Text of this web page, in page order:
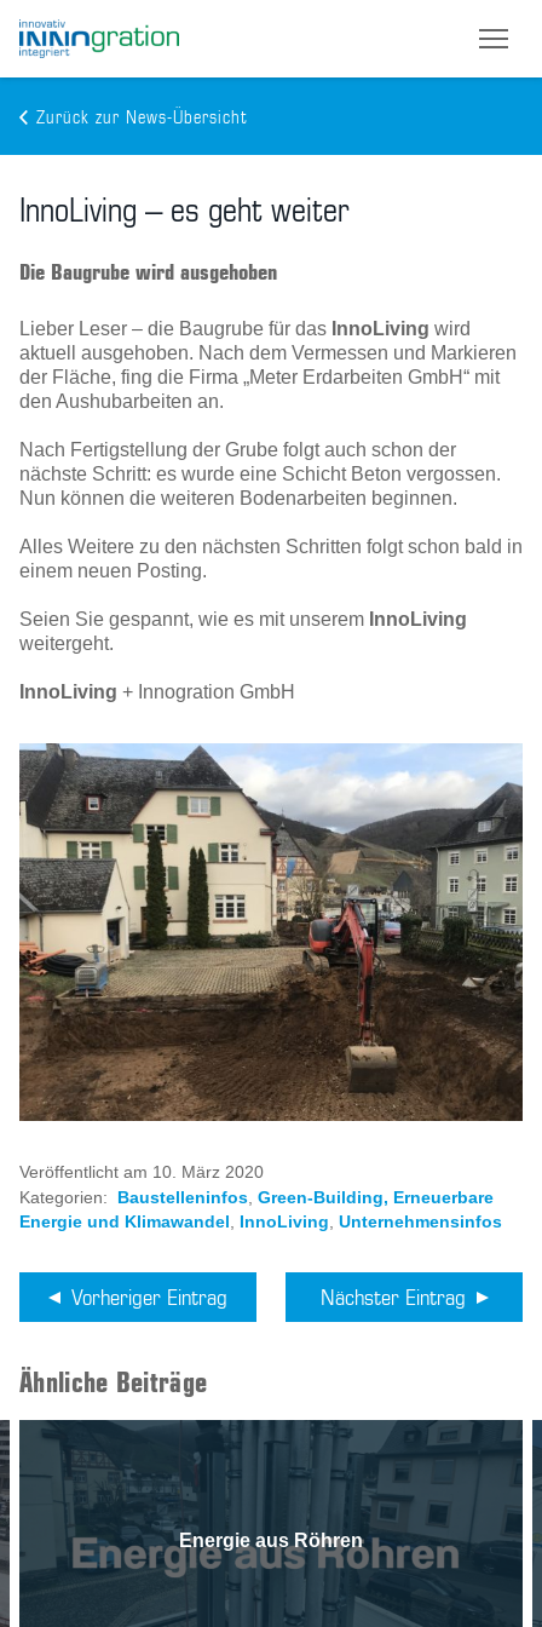
main
Zurück zur News-Übersicht
InnoLiving – es geht weiter
Die Baugrube wird ausgehoben
Lieber Leser – die Baugrube für das InnoLiving wird
aktuell ausgehoben. Nach dem Vermessen und Markieren
der Fläche, fing die Firma „Meter Erdarbeiten GmbH“ mit
den Aushubarbeiten an.
Nach Fertigstellung der Grube folgt auch schon der
nächste Schritt: es wurde eine Schicht Beton vergossen.
Nun können die weiteren Bodenarbeiten beginnen.
Alles Weitere zu den nächsten Schritten folgt schon bald in
einem neuen Posting.
Seien Sie gespannt, wie es mit unserem InnoLiving
weitergeht.
InnoLiving + Innogration GmbH
Veröffentlicht am 10. März 2020
Kategorien:
Baustelleninfos, Green-Building, Erneuerbare
Energie und Klimawandel
InnoLiving Unternehmensinfos
Vorheriger Eintrag Nächster Eintrag
Ähnliche Beiträge
Energie aus Röhren